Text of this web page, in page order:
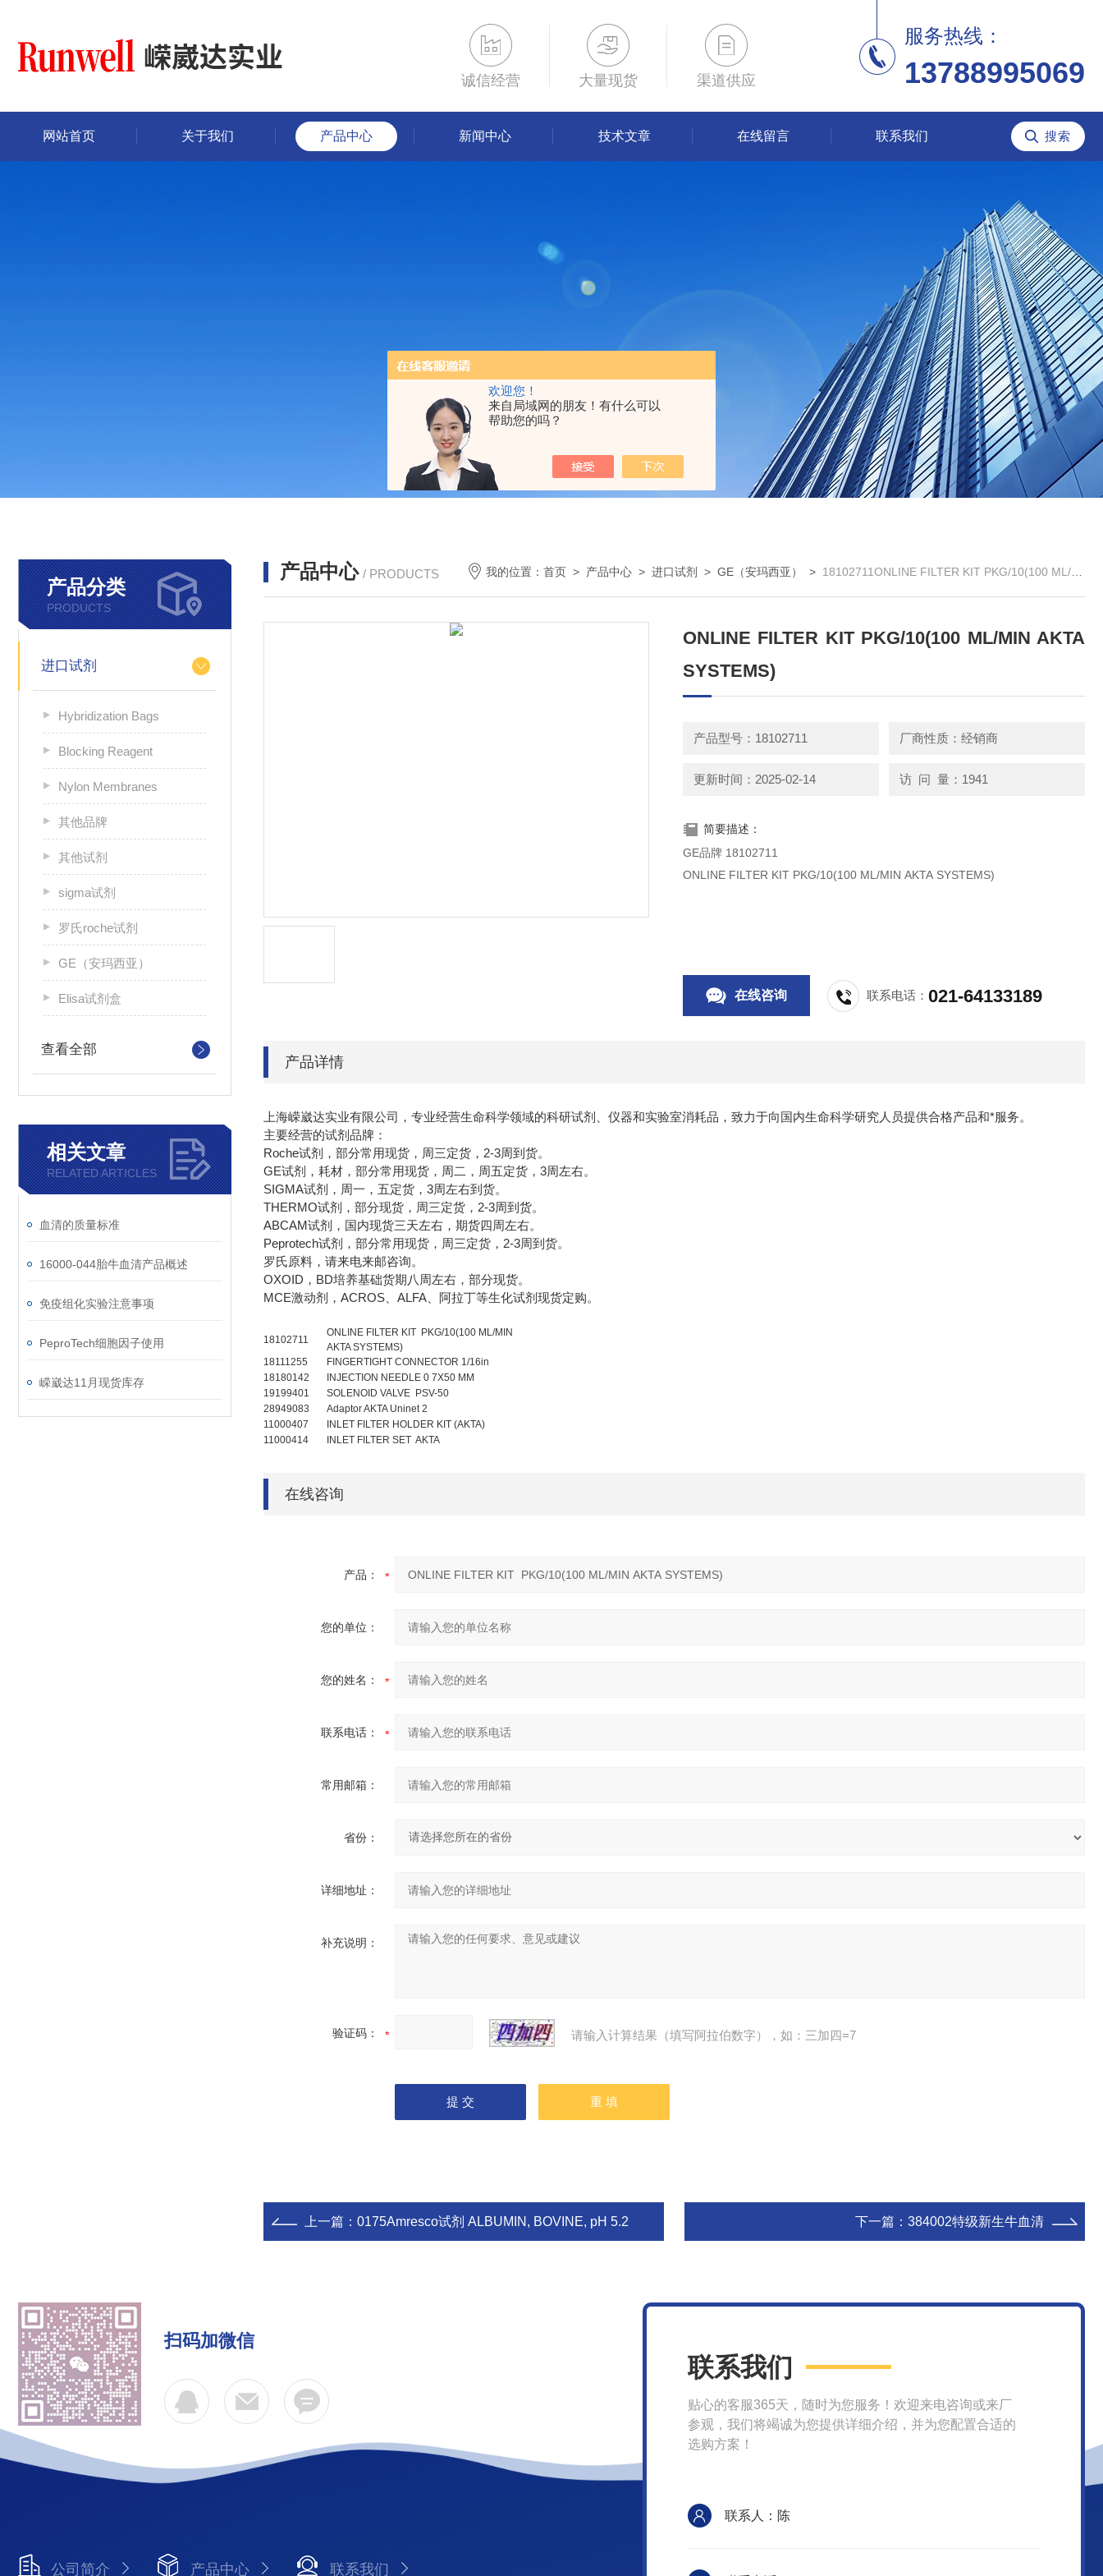
欢迎您！
来自局域网的朋友！有什么可以
帮助您的吗？
诚信经营 大量现货 渠道供应
服务热线：
13788995069
网站首页 关于我们 产品中心 新闻中心 技术文章 在线留言 联系我们
产品分类
PRODUCTS
进口试剂
Hybridization Bags
Blocking Reagent
Nylon Membranes
其他品牌
其他试剂
sigma试剂
罗氏roche试剂
GE（安玛西亚）
Elisa试剂盒
查看全部
相关文章
RELATED ARTICLES
血清的质量标准
16000-044胎牛血清产品概述
免疫组化实验注意事项
PeproTech细胞因子使用
嵘崴达11月现货库存
产品中心 / PRODUCTS 我的位置：首页 > 产品中心 >进口试剂 >GE（安玛西亚） > 18102711ONLINE FILTER KIT PKG/10(100 ML/MIN AKTA SYSTEMS)
ONLINE FILTER KIT PKG/10(100 ML/MIN AKTA
SYSTEMS)
产品型号：18102711 厂商性质：经销商
更新时间：2025-02-14 访 问 量：1941
简要描述：
GE品牌 18102711
ONLINE FILTER KIT PKG/10(100 ML/MIN AKTA SYSTEMS)
在线咨询 联系电话：021-64133189
产品详情
上海嵘崴达实业有限公司，专业经营生命科学领域的科研试剂、仪器和实验室消耗品，致力于向国内生命科学研究人员提供合格产品和*服务。
主要经营的试剂品牌：
Roche试剂，部分常用现货，周三定货，2-3周到货。
GE试剂，耗材，部分常用现货，周二，周五定货，3周左右。
SIGMA试剂，周一，五定货，3周左右到货。
THERMO试剂，部分现货，周三定货，2-3周到货。
ABCAM试剂，国内现货三天左右，期货四周左右。
Peprotech试剂，部分常用现货，周三定货，2-3周到货。
罗氏原料，请来电来邮咨询。
OXOID，BD培养基础货期八周左右，部分现货。
MCE激动剂，ACROS、ALFA、阿拉丁等生化试剂现货定购。
18102711
ONLINE FILTER KIT PKG/10(100 ML/MIN
AKTA SYSTEMS)
18111255
FINGERTIGHT CONNECTOR 1/16in
18180142
INJECTION NEEDLE 0 7X50 MM
19199401
SOLENOID VALVE PSV-50
28949083
Adaptor AKTA Uninet 2
11000407
INLET FILTER HOLDER KIT (AKTA)
11000414
INLET FILTER SET AKTA
在线咨询
产品：
您的单位：
您的姓名：
联系电话：
常用邮箱：
省份：
详细地址：
补充说明：
验证码： 请输入计算结果（填写阿拉伯数字），如：三加四=7
上一篇： 0175Amresco试剂 ALBUMIN, BOVINE, pH 5.2 下一篇： 384002特级新生牛血清
扫码加微信
公司简介 产品中心 联系我们
联系我们
贴心的客服365天，随时为您服务！欢迎来电咨询或来厂
参观，我们将竭诚为您提供详细介绍，并为您配置合适的
选购方案！
联系人：陈